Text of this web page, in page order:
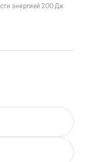
энергией 200 Дж